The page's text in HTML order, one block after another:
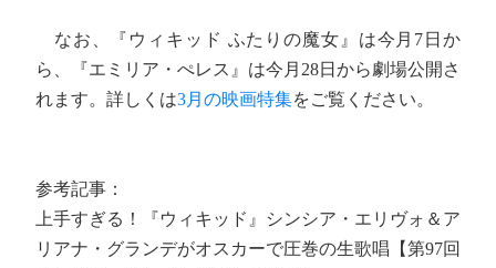
なお、『ウィキッド ふたりの魔女』は今月7日か
ら、『エミリア・ぺレス』は今月28日から劇場公開さ
れます。詳しくは3月の映画特集をご覧ください。
参考記事：
上手すぎる！『ウィキッド』シンシア・エリヴォ＆ア
リアナ・グランデがオスカーで圧巻の生歌唱【第97回